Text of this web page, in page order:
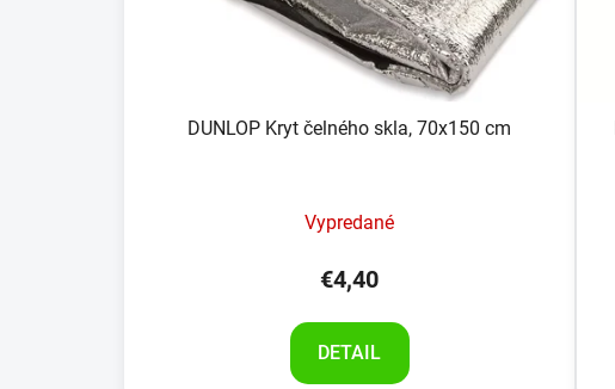
DUNLOP Kryt čelného skla, 70x150 cm
Vypredané
€4,40
DETAIL